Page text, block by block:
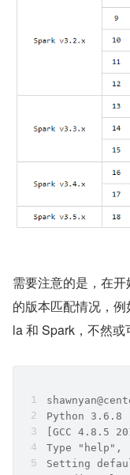
需要注意的是，在
的版本匹配情况，
la 和 Spark，不然
Python 3.6.8
[GCC 4.8.5
Type
Setting